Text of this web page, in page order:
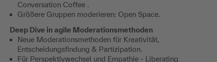
Conversation Coffee .
Größere Gruppen moderieren: Open Space.
Deep Dive in agile Moderationsmethoden
Neue Moderationsmethoden für Kreativität,
Entscheidungsfindung & Partizipation.
Für Perspektivwechsel und Empathie - Liberating